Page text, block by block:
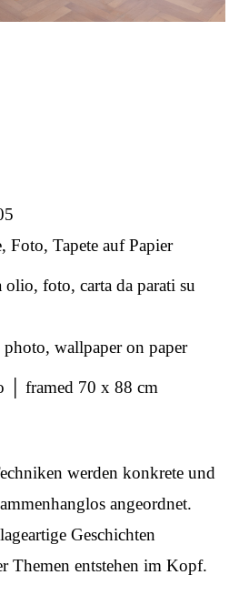
Foto, Tapete auf Papier
olio, foto, carta da parati su
wallpaper on paper
│ framed 70 x 88 cm
werden konkrete und
angeordnet.
Geschichten
Themen entstehen im Kopf.